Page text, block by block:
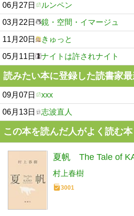
06月27日 ルンペン
03月22日 鏡・空間・イマージュ
11月20日 きゅっと
05月11日 ナイトは許されナイト
読みたい本に登録した読書家
09月07日 xxx
06月13日 志波直人
この本を読んだ人がよく読む本
夏帆 The Tale of
村上春樹
3001